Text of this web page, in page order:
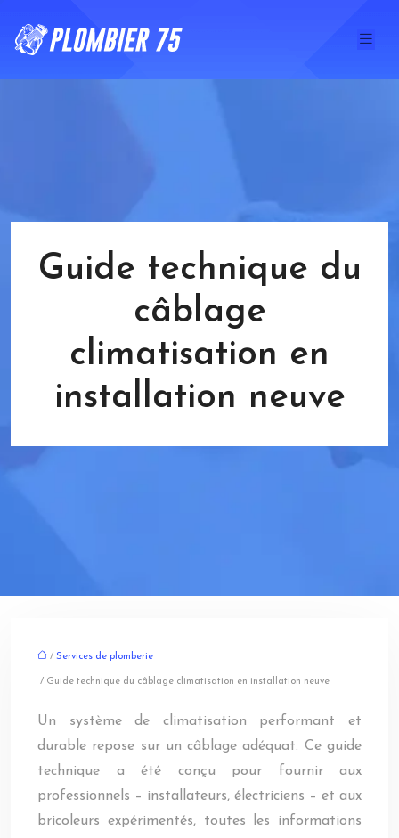
Guide technique du
câblage
climatisation en
installation neuve
/ Services de plomberie
/ Guide technique du câblage climatisation en installation neuve
Un système de climatisation performant et
durable repose sur un câblage adéquat. Ce guide
technique a été conçu pour fournir aux
professionnels – installateurs, électriciens – et aux
bricoleurs expérimentés, toutes les informations